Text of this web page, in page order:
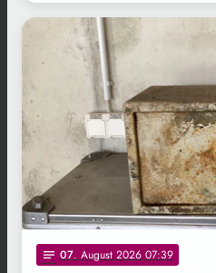
notes 07. August 2026 07:39